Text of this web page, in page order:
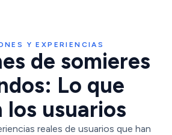
Y EXPERIENCIAS
de somieres
Lo que
los usuarios
reales de usuarios que han